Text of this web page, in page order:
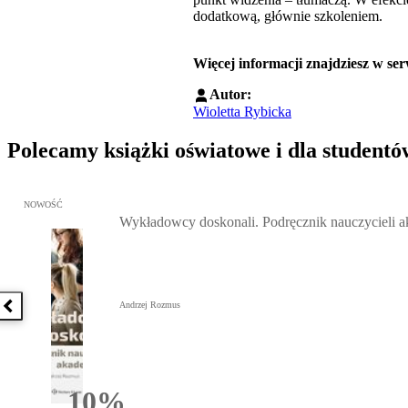
dodatkową, głównie szkoleniem.
Więcej informacji znajdziesz w
Autor:
Wioletta Rybicka
Polecamy książki oświatowe i dla
Poprzednia książka
Przejdź do: Wykładowcy doskonali. Podręcznik nauczycieli
NOWOŚĆ
Wykładowcy doskonali. Podręcznik nauczycieli
Andrzej Rozmus